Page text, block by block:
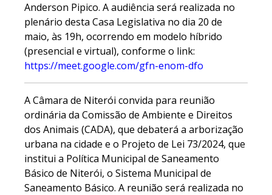
Anderson Pipico. A audiência será realizada no
plenário desta Casa Legislativa no dia 20 de
maio, às 19h, ocorrendo em modelo híbrido
(presencial e virtual), conforme o link:
https://meet.google.com/gfn-enom-dfo
A Câmara de Niterói convida para reunião
ordinária da Comissão de Ambiente e Direitos
dos Animais (CADA), que debaterá a arborização
urbana na cidade e o Projeto de Lei 73/2024, que
institui a Política Municipal de Saneamento
Básico de Niterói, o Sistema Municipal de
Saneamento Básico. A reunião será realizada no